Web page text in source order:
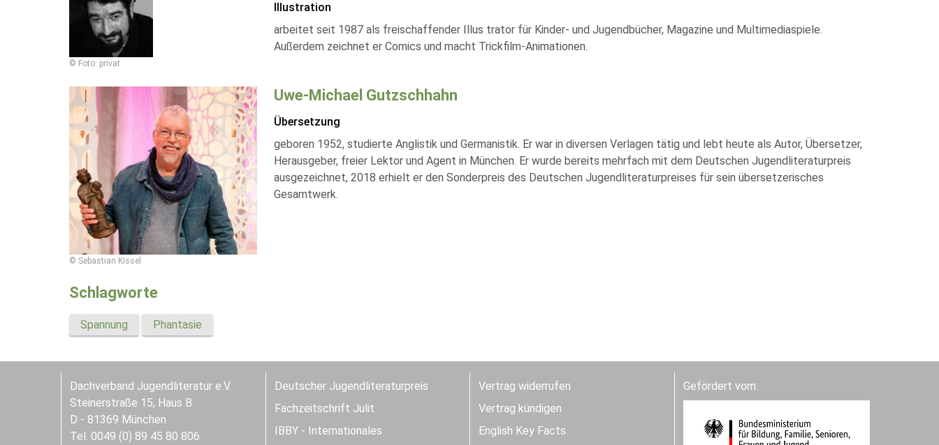
© Foto: privat
Illustration
arbeitet seit 1987 als freischaffender Illus trator für Kinder- und Jugendbücher, Magazine und Multimediaspiele.
Außerdem zeichnet er Comics und macht Trickfilm-Animationen.
© Sebastian Kissel
Uwe-Michael Gutzschhahn
Übersetzung
geboren 1952, studierte Anglistik und Germanistik. Er war in diversen Verlagen tätig und lebt heute als Autor, Übersetzer,
Herausgeber, freier Lektor und Agent in München. Er wurde bereits mehrfach mit dem Deutschen Jugendliteraturpreis
ausgezeichnet, 2018 erhielt er den Sonderpreis des Deutschen Jugendliteraturpreises für sein übersetzerisches
Gesamtwerk.
Schlagworte
Spannung Phantasie
Dachverband Jugendliteratur e.V.
Steinerstraße 15, Haus B
D - 81369 München
Tel. 0049 (0) 89 45 80 806
Deutscher Jugendliteraturpreis
Fachzeitschrift Julit
IBBY - Internationales
Vertrag widerrufen
Vertrag kündigen
English Key Facts
Gefördert vom: